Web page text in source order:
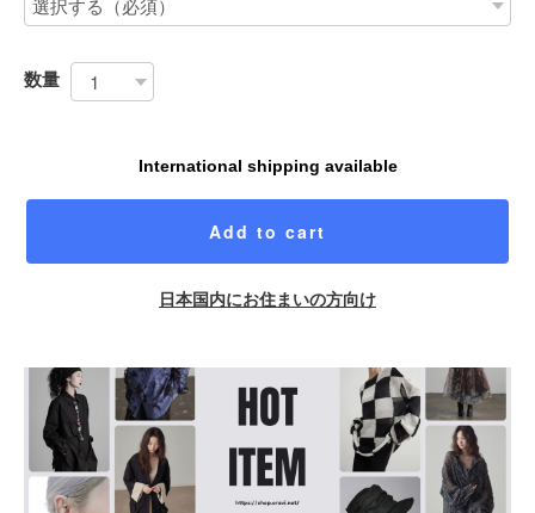
数量
International shipping available
Add to cart
日本国内にお住まいの方向け